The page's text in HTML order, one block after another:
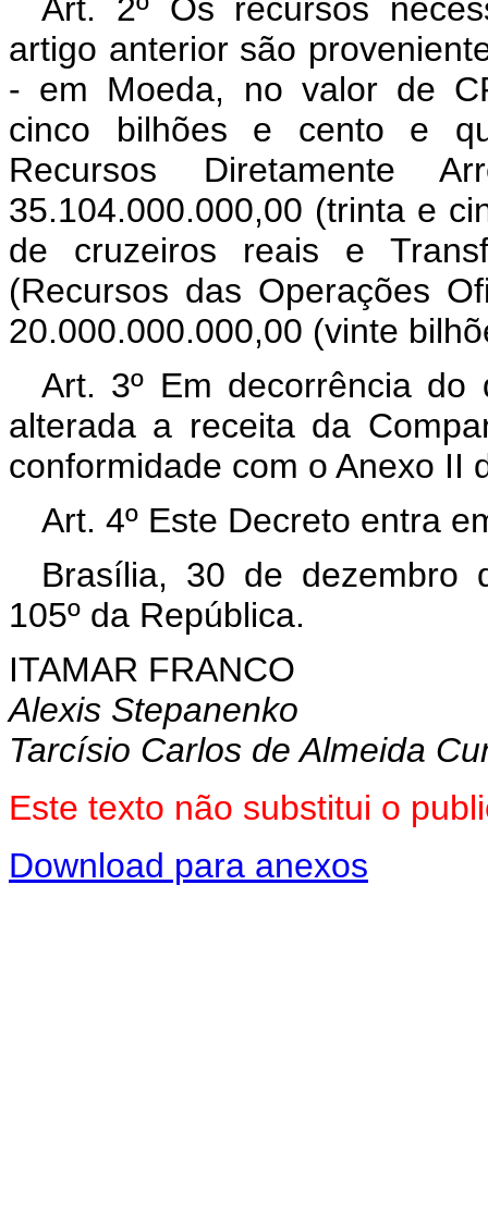
Art. 2º Os recursos
artigo anterior são
- em Moeda, no valor de
cinco bilhões e cento e
Recursos Diretamente
35.104.000.000,00 (trinta e
de cruzeiros reais e
(Recursos das Operações
20.000.000.000,00 (vinte
Art. 3º Em decorrência do
alterada a receita da
conformidade com o Anexo II
Art. 4º Este Decreto entra
Brasília, 30 de dezembro
105º da República.
ITAMAR FRANCO
Alexis Stepanenko
Tarcísio Carlos de Almeida
Este texto não substitui o
Download para anexos